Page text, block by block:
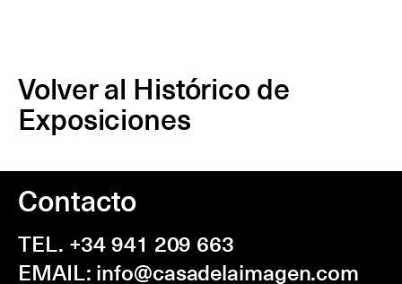
Volver al Histórico de
Exposiciones
Contacto
TEL. +34 941 209 663
EMAIL: info@casadelaimagen.com